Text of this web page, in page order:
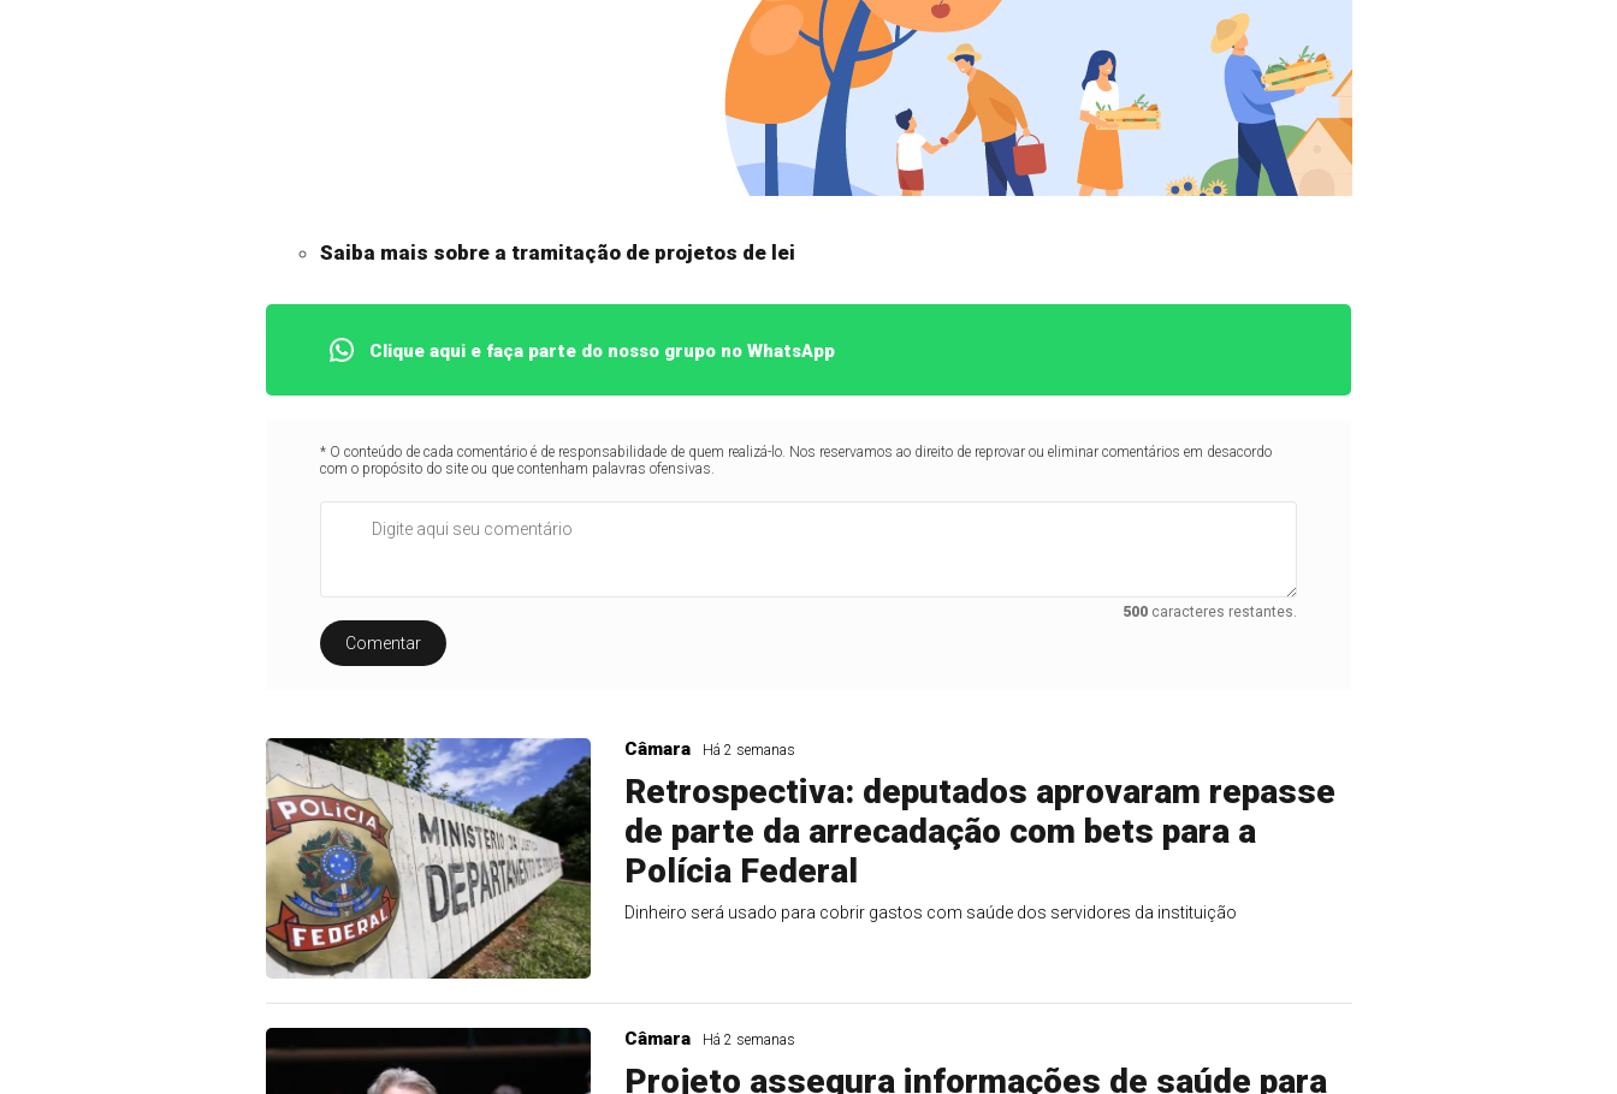
Saiba mais sobre a tramitação de projetos de lei
Clique aqui e faça parte do nosso grupo no WhatsApp
* O conteúdo de cada comentário é de responsabilidade de quem realizá-lo. Nos reservamos ao direito de reprovar ou eliminar comentários em desacordo
com o propósito do site ou que contenham palavras ofensivas.
500 caracteres restantes.
Comentar
Câmara Há 2 semanas
Retrospectiva: deputados aprovaram repasse
de parte da arrecadação com bets para a
Polícia Federal
Dinheiro será usado para cobrir gastos com saúde dos servidores da instituição
Câmara Há 2 semanas
Projeto assegura informações de saúde para